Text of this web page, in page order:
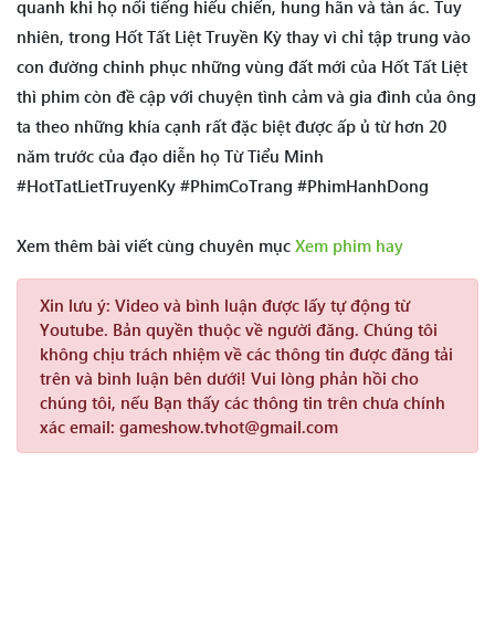
quanh khi họ nổi tiếng hiếu chiến, hung hãn và tàn ác. Tuy
nhiên, trong Hốt Tất Liệt Truyền Kỳ thay vì chỉ tập trung vào
con đường chinh phục những vùng đất mới của Hốt Tất Liệt
thì phim còn đề cập với chuyện tình cảm và gia đình của ông
ta theo những khía cạnh rất đặc biệt được ấp ủ từ hơn 20
năm trước của đạo diễn họ Từ Tiểu Minh
#HotTatLietTruyenKy #PhimCoTrang #PhimHanhDong
Xem thêm bài viết cùng chuyên mục Xem phim hay
Xin lưu ý: Video và bình luận được lấy tự động từ
Youtube. Bản quyền thuộc về người đăng. Chúng tôi
không chịu trách nhiệm về các thông tin được đăng tải
trên và bình luận bên dưới! Vui lòng phản hồi cho
chúng tôi, nếu Bạn thấy các thông tin trên chưa chính
xác email: gameshow.tvhot@gmail.com